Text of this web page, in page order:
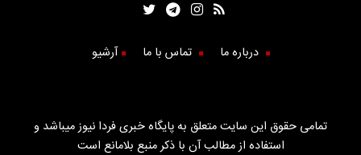
درباره ما تماس با ما آرشیو
تمامی حقوق این سایت متعلق به پایگاه خبری فردا نیوز میباشد و
استفاده از مطالب آن با ذکر منبع بلامانع است